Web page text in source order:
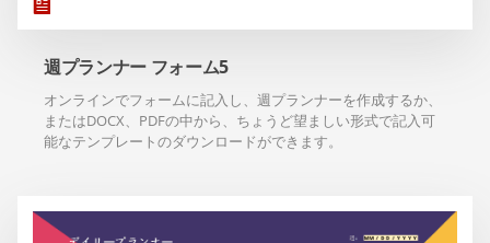
週プランナー フォーム5
オンラインでフォームに記入し、週プランナーを作成するか、
またはDOCX、PDFの中から、ちょうど望ましい形式で記入可
能なテンプレートのダウンロードができます。